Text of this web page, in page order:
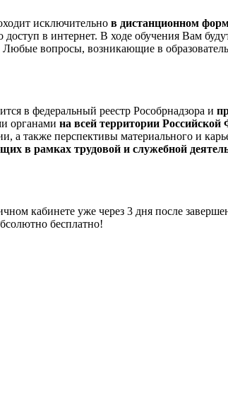
исключительно в дистанционном
в интернет. В ходе обучения Вам
Любые вопросы, возникающие в
в федеральный реестр Рособрнадзора и
органами на всей территории Российской
также перспективы материального и
в рамках трудовой и служебной
кабинете уже через 3 дня после
бесплатно!